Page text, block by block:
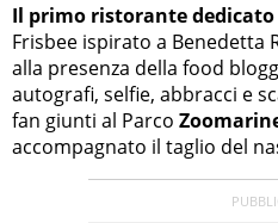
Il primo ristorante dedicato
Frisbee ispirato a Benedetta
alla presenza della food
autografi, selfie, abbracci e
fan giunti al Parco
accompagnato il taglio del